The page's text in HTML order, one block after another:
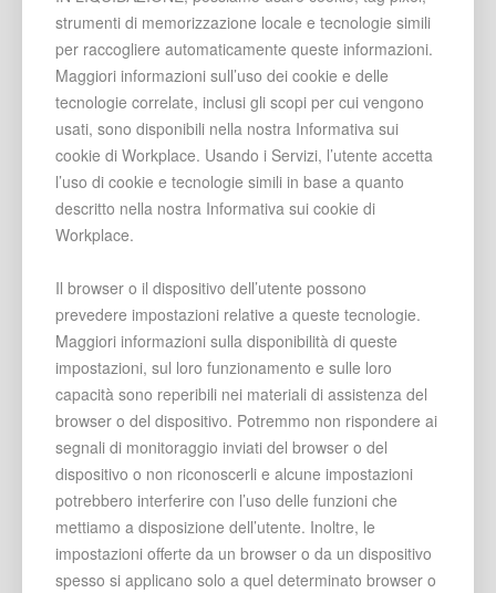
strumenti di memorizzazione locale e tecnologie simili
per raccogliere automaticamente queste informazioni.
Maggiori informazioni sull’uso dei cookie e delle
tecnologie correlate, inclusi gli scopi per cui vengono
usati, sono disponibili nella nostra Informativa sui
cookie di Workplace. Usando i Servizi, l’utente accetta
l’uso di cookie e tecnologie simili in base a quanto
descritto nella nostra Informativa sui cookie di
Workplace.
Il browser o il dispositivo dell’utente possono
prevedere impostazioni relative a queste tecnologie.
Maggiori informazioni sulla disponibilità di queste
impostazioni, sul loro funzionamento e sulle loro
capacità sono reperibili nei materiali di assistenza del
browser o del dispositivo. Potremmo non rispondere ai
segnali di monitoraggio inviati del browser o del
dispositivo o non riconoscerli e alcune impostazioni
potrebbero interferire con l’uso delle funzioni che
mettiamo a disposizione dell’utente. Inoltre, le
impostazioni offerte da un browser o da un dispositivo
spesso si applicano solo a quel determinato browser o